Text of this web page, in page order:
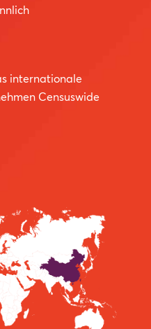
internationale
Censuswide